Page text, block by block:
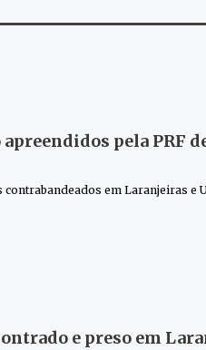
pela PRF
em Laranjeiras e
e preso em